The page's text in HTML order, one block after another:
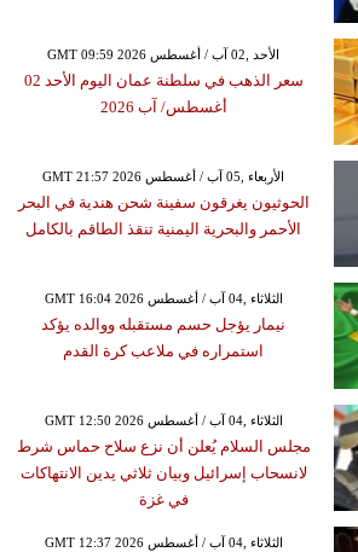
GMT 09:59 2026 الأحد ,02 آب / أغسطس
سعر الذهب في سلطنة عمان اليوم الأحد 02
أغسطس/ آب 2026
GMT 21:57 2026 الأربعاء ,05 آب / أغسطس
الحوثيون يغرقون سفينة شحن هندية في البحر
الأحمر والبحرية اليمنية تنقذ الطاقم بالكامل
GMT 16:04 2026 الثلاثاء ,04 آب / أغسطس
نيمار يؤجل حسم مستقبله ووالده يؤكد
استمراره في ملاعب كرة القدم
GMT 12:50 2026 الثلاثاء ,04 آب / أغسطس
مجلس السلام يُعلن أن نزع سلاح حماس شرط
لانسحاب إسرائيل وبيان ثلاثي يدين الانتهاكات
في غزة
GMT 12:37 2026 الثلاثاء ,04 آب / أغسطس